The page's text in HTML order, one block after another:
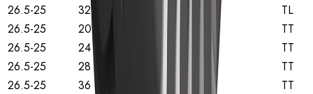
26.5-25
32
TL
26.5-25
20
TT
26.5-25
24
TT
26.5-25
28
TT
26.5-25
36
TT